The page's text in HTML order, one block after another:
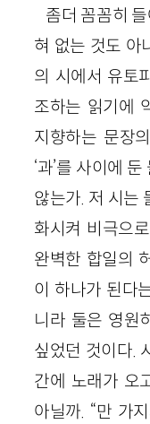
좀더 꼼꼼히
혀 없는 것도 아
의 시에서 유토
조하는 읽기에
지향하는 문장
‘과’를 사이에
않는가. 저 시는
화시켜 비극으
완벽한 합일의
이 하나가 된다
니라 둘은 영원
싶었던 것이다.
간에 노래가 오
아닐까. “만 가